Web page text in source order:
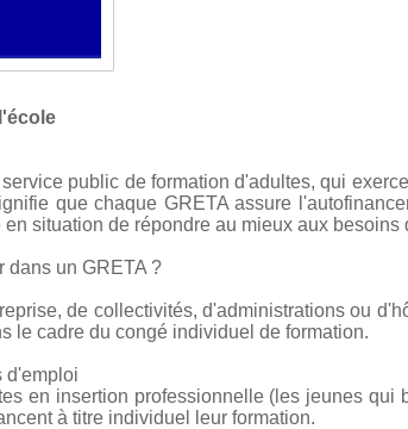
service public de formation d'adultes, qui
que chaque GRETA assure
situation de répondre au mieux aux
dans un GRETA ?
de collectivités, d'administrations ou
le cadre du congé individuel de formation.
d'emploi
en insertion professionnelle (les jeunes qui
à titre individuel leur formation.